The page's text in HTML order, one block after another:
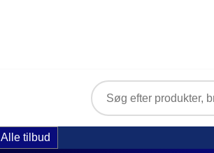
Alle tilbud